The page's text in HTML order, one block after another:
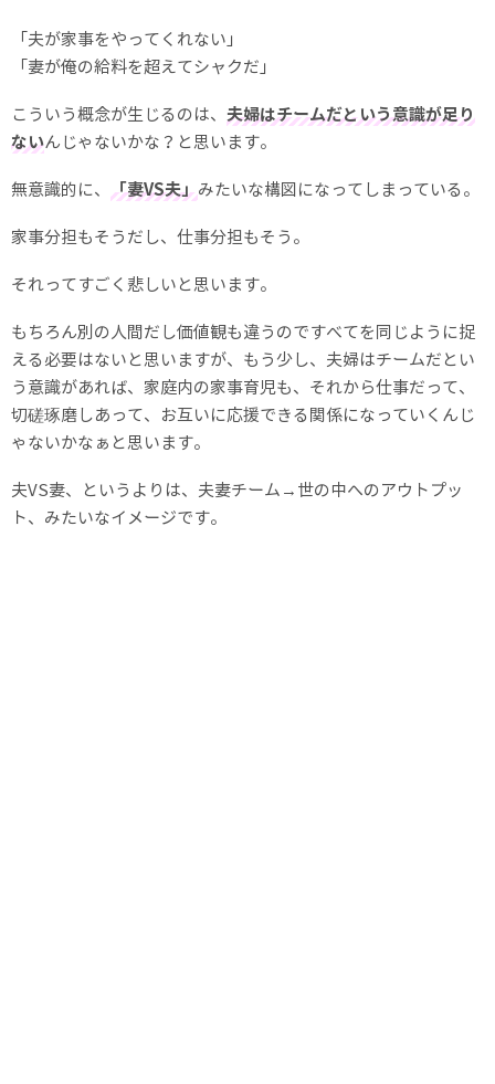
「夫が家事をやってくれない」
「妻が俺の給料を超えてシャクだ」
こういう概念が生じるのは、 夫婦はチームだという意識が足り
ないんじゃないかな？と思います。
無意識的に、 「妻VS夫」みたいな構図になってしまっている。
家事分担もそうだし、仕事分担もそう。
それってすごく悲しいと思います。
もちろん別の人間だし価値観も違うのですべてを同じように捉
える必要はないと思いますが、もう少し、夫婦はチームだとい
う意識があれば、家庭内の家事育児も、それから仕事だって、
切磋琢磨しあって、お互いに応援できる関係になっていくんじ
ゃないかなぁと思います。
夫VS妻、というよりは、夫妻チーム→世の中へのアウトプッ
ト、みたいなイメージです。